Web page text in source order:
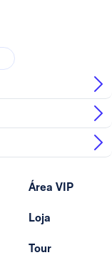
Área VIP
Loja
Tour